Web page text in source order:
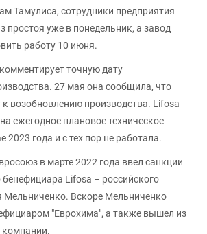
Тамулиса, сотрудники предприятия
простоя уже в понедельник, а завод
работу 10 июня.
точную дату
27 мая она сообщила, что
к возобновлению производства. Lifosa
ежегодное плановое техническое
2023 года и с тех пор не работала.
в марте 2022 года ввел санкции
бенефициара Lifosa – российского
Мельниченко. Вскоре Мельниченко
"Еврохима", а также вышел из
компании.